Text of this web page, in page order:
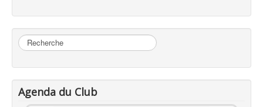
Rechercher
Agenda du Club